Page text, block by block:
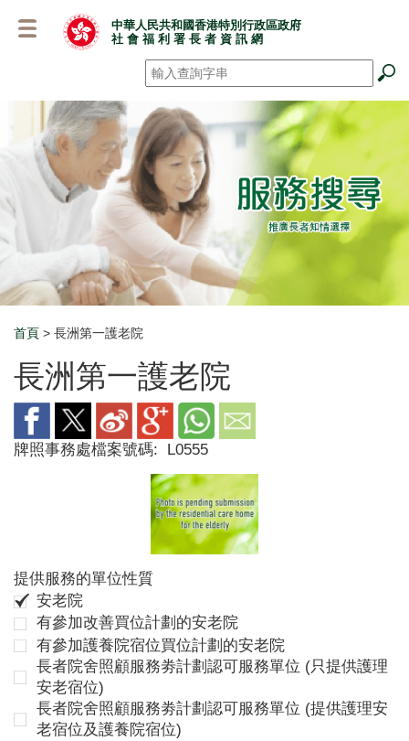
中華人民共和國香港特別行政區政府
社 會 福 利 署 長 者 資 訊 網
搜尋 *
Breadcrumb
首頁 > 長洲第一護老院
長洲第一護老院
牌照事務處檔案號碼: L0555
提供服務的單位性質
安老院
有參加改善買位計劃的安老院
有參加護養院宿位買位計劃的安老院
長者院舍照顧服務劵計劃認可服務單位 (只提供護理
安老宿位)
長者院舍照顧服務劵計劃認可服務單位 (提供護理安
老宿位及護養院宿位)